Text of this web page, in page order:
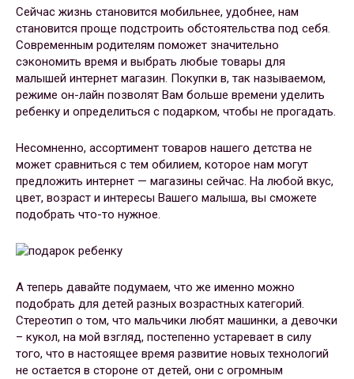
Сейчас жизнь становится мобильнее, удобнее, нам
становится проще подстроить обстоятельства под себя.
Современным родителям поможет значительно
сэкономить время и выбрать любые товары для
малышей интернет магазин. Покупки в, так называемом,
режиме он-лайн позволят Вам больше времени уделить
ребенку и определиться с подарком, чтобы не прогадать.
Несомненно, ассортимент товаров нашего детства не
может сравниться с тем обилием, которое нам могут
предложить интернет — магазины сейчас. На любой вкус,
цвет, возраст и интересы Вашего малыша, вы сможете
подобрать что-то нужное.
А теперь давайте подумаем, что же именно можно
подобрать для детей разных возрастных категорий.
Стереотип о том, что мальчики любят машинки, а девочки
– кукол, на мой взгляд, постепенно устаревает в силу
того, что в настоящее время развитие новых технологий
не остается в стороне от детей, они с огромным